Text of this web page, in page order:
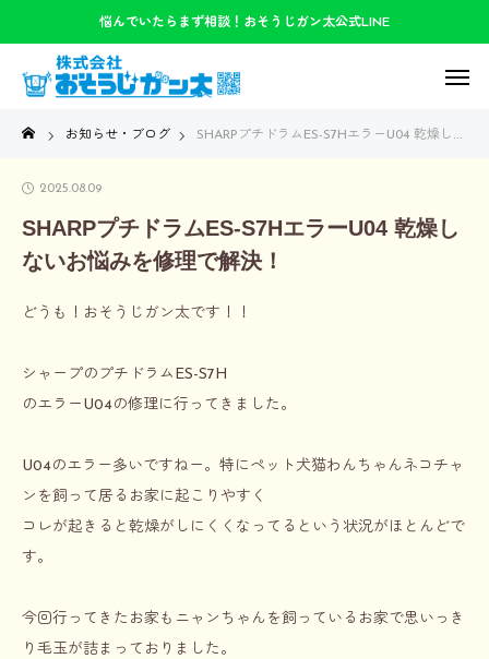
悩んでいたらまず相談！おそうじガン太公式LINE
お知らせ・ブログ SHARPプチドラムES-S7HエラーU04 乾燥しないお悩みを修理で解決！
2025.08.09
SHARPプチドラムES-S7HエラーU04 乾燥し
ないお悩みを修理で解決！
どうも！おそうじガン太です！！
シャープのプチドラムES-S7H
のエラーU04の修理に行ってきました。
U04のエラー多いですねー。特にペット犬猫わんちゃんネコチャ
ンを飼って居るお家に起こりやすく
コレが起きると乾燥がしにくくなってるという状況がほとんどで
す。
今回行ってきたお家もニャンちゃんを飼っているお家で思いっき
り毛玉が詰まっておりました。